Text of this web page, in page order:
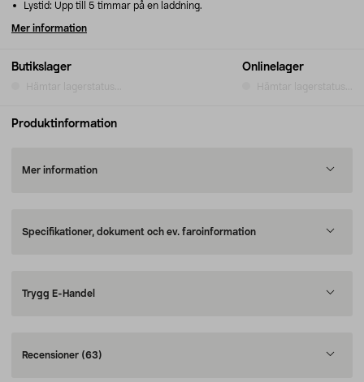
Butikslager
Hämtar lagerstatus...
Onlinelager
Hämtar lagerstatus...
Lystid: Upp till 5 timmar på en laddning.
Mer information
Produktinformation
Mer information
Specifikationer, dokument och ev. faroinformation
Trygg E-Handel
Recensioner (63)